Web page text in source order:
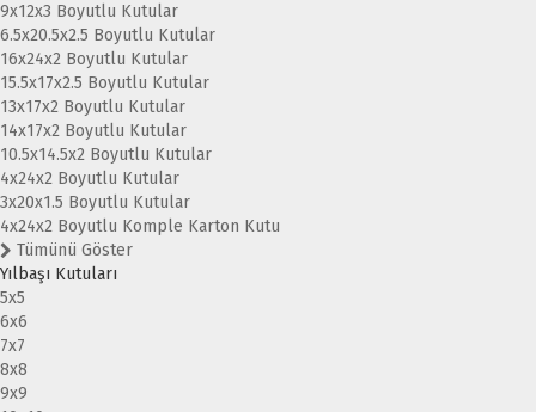
9x12x3 Boyutlu Kutular
6.5x20.5x2.5 Boyutlu Kutular
16x24x2 Boyutlu Kutular
15.5x17x2.5 Boyutlu Kutular
13x17x2 Boyutlu Kutular
14x17x2 Boyutlu Kutular
10.5x14.5x2 Boyutlu Kutular
4x24x2 Boyutlu Kutular
3x20x1.5 Boyutlu Kutular
4x24x2 Boyutlu Komple Karton Kutu
Tümünü Göster
Yılbaşı Kutuları
5x5
6x6
7x7
8x8
9x9